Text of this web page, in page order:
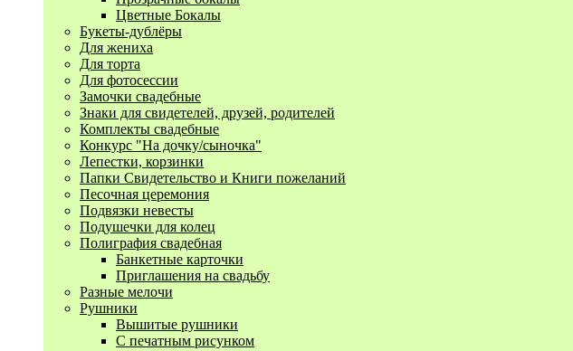
Цветные Бокалы
Букеты-дублёры
Для жениха
Для торта
Для фотосессии
Замочки свадебные
Знаки для свидетелей, друзей, родителей
Комплекты свадебные
Конкурс "На дочку/сыночка"
Лепестки, корзинки
Папки Свидетельство и Книги пожеланий
Песочная церемония
Подвязки невесты
Подушечки для колец
Полиграфия свадебная
Банкетные карточки
Приглашения на свадьбу
Разные мелочи
Рушники
Вышитые рушники
С печатным рисунком